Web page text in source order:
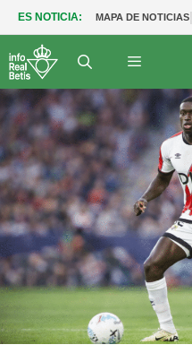
ES NOTICIA: MAPA DE NOTICIAS|